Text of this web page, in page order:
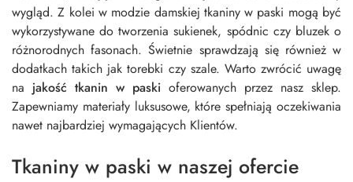
wygląd. Z kolei w modzie damskiej tkaniny w paski mogą być
wykorzystywane do tworzenia sukienek, spódnic czy bluzek o
różnorodnych fasonach. Świetnie sprawdzają się również w
dodatkach takich jak torebki czy szale. Warto zwrócić uwagę
na jakość tkanin w paski oferowanych przez nasz sklep.
Zapewniamy materiały luksusowe, które spełniają oczekiwania
nawet najbardziej wymagających Klientów.
Tkaniny w paski w naszej ofercie